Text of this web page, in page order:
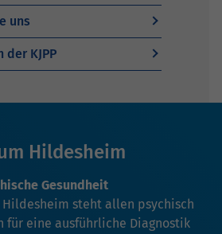
uns
der KJPP
Hildesheim
Gesundheit
Hildesheim steht allen psychisch
für eine ausführliche Diagnostik